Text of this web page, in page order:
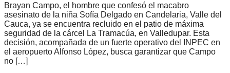
Brayan Campo, el hombre que confesó el macabro
asesinato de la niña Sofía Delgado en Candelaria, Valle del
Cauca, ya se encuentra recluido en el patio de máxima
seguridad de la cárcel La Tramacúa, en Valledupar. Esta
decisión, acompañada de un fuerte operativo del INPEC en
el aeropuerto Alfonso López, busca garantizar que Campo
no […]